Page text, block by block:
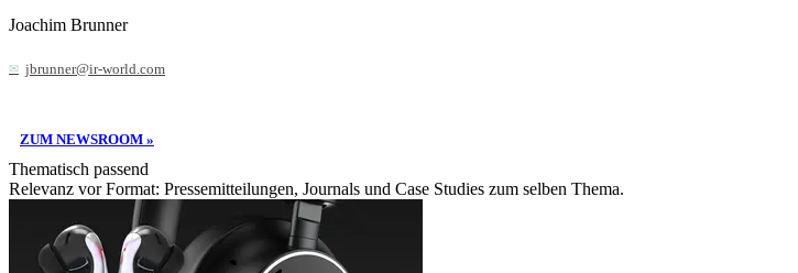
Joachim Brunner
jbrunner@ir-world.com
ZUM NEWSROOM »
Thematisch passend
Relevanz vor Format: Pressemitteilungen, Journals und Case Studies zum selben Thema.